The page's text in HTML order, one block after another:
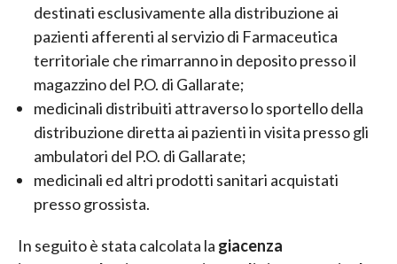
destinati esclusivamente alla distribuzione ai
pazienti afferenti al servizio di Farmaceutica
territoriale che rimarranno in deposito presso il
magazzino del P.O. di Gallarate;
medicinali distribuiti attraverso lo sportello della
distribuzione diretta ai pazienti in visita presso gli
ambulatori del P.O. di Gallarate;
medicinali ed altri prodotti sanitari acquistati
presso grossista.
In seguito è stata calcolata la giacenza